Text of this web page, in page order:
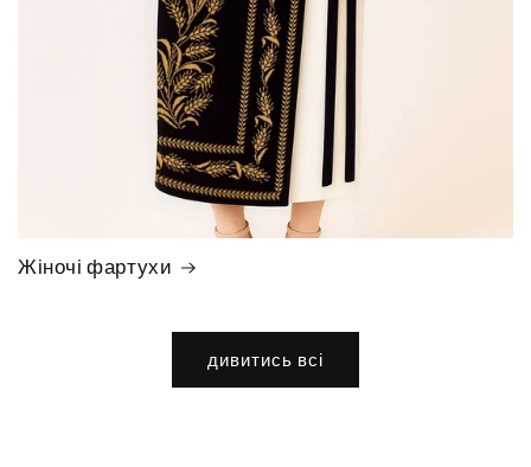
Жіночі фартухи
дивитись всі